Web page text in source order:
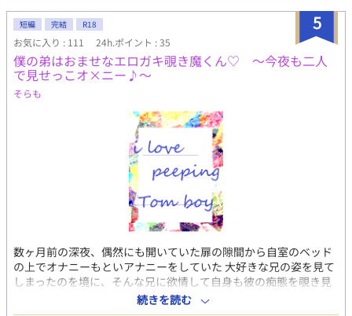
信中に大胆な「結婚宣言」をする。 ガチ恋しているその「推し」
の「結婚宣言」をうけ、大人気BL漫画家にして根っからの腐男
子・天春 春月（あまかす はづき）は当然「この世の終わり」ほど
のショックを受けるが、傷も癒えないその日の内に自分の祖父と
母に連れ出されるまま、ある高級日本料亭へ。 するとそこに現
れたのは――なんと春月のガチ恋相手、「推し」のＣｈｉＨａＲ
ｕとその家族であった。 驚く春月に彼らは「五つの真実」を告
げると言い、その中には、まずＣｈｉＨａＲｕが春月の「婚約
者」であること、そして、これまで人間として生きてきた春月の
正体が日本神話に出てくる「神」であること、またＣｈｉＨａＲ
ｕは春月の「双子の弟」にして「運命（さだめ）られた夫神」で
ある、という衝撃の内容が含まれていた。 当然更に驚き困惑する
春月に、同席しているＣｈｉＨａＲｕの父・言葉（ことのは）は
「早く神であることを思い出してほしい」という。 もし春月がこ
のまま神としての記憶を思い出せなければ、向こう百年は日本に
春が来なくなってしまうと衝撃的なことを言われるが――春月が
神の記憶を取り戻すための有力な方法が、ＣｈｉＨａＲｕの愛撫
によって「感じる」ことで……！？ 〝僕は天上春命（アメノウワ
ハルノミコト）――神だ。…たくさんの神々に、人々に愛されて
いる、世界一幸せな男神だ、……僕は、神だった。〟 ※古事記・
5
短編 完結 R18
お気に入り : 111 24h.ポイント : 35
僕の弟はおませなエロガキ覗き魔くん♡ ～今夜も二人
で見せっこオ×ニー♪～
そらも
数ヶ月前の深夜、偶然にも開いていた扉の隙間から自室のベッド
の上でオナニーもといアナニーをしていた 大好きな兄の姿を見て
しまったのを境に、そんな兄に欲情して自身も彼の痴態を覗き見
ながら日常的にオナニーをするようになっちゃったエロガキ覗き
魔くんな小学６年生の弟くんと、 大好きな弟に欲情され自分を
続きを読む